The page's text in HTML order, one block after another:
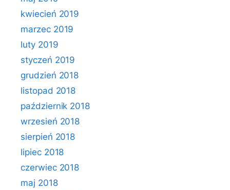
kwiecień 2019
marzec 2019
luty 2019
styczeń 2019
grudzień 2018
listopad 2018
październik 2018
wrzesień 2018
sierpień 2018
lipiec 2018
czerwiec 2018
maj 2018